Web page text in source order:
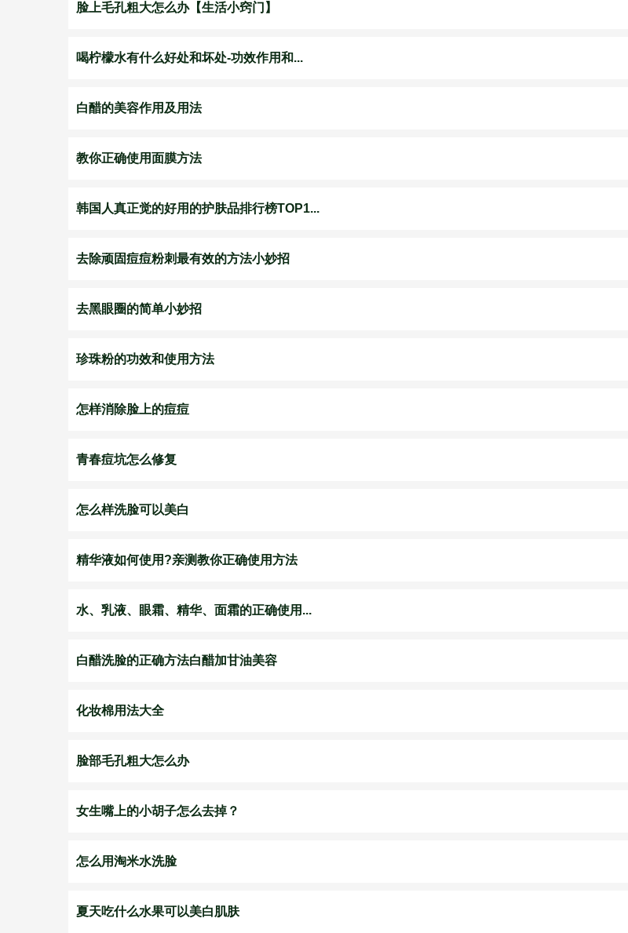
脸上毛孔粗大怎么办【生活小窍门】
喝柠檬水有什么好处和坏处-功效作用和...
白醋的美容作用及用法
教你正确使用面膜方法
韩国人真正觉的好用的护肤品排行榜TOP1...
去除顽固痘痘粉刺最有效的方法小妙招
去黑眼圈的简单小妙招
珍珠粉的功效和使用方法
怎样消除脸上的痘痘
青春痘坑怎么修复
怎么样洗脸可以美白
精华液如何使用?亲测教你正确使用方法
水、乳液、眼霜、精华、面霜的正确使用...
白醋洗脸的正确方法白醋加甘油美容
化妆棉用法大全
脸部毛孔粗大怎么办
女生嘴上的小胡子怎么去掉？
怎么用淘米水洗脸
夏天吃什么水果可以美白肌肤